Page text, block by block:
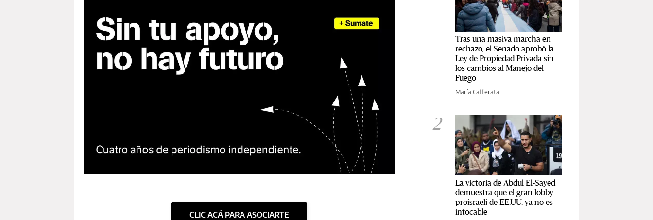
CLIC ACÁ PARA ASOCIARTE
Tras una masiva marcha en
rechazo, el Senado aprobó la
Ley de Propiedad Privada sin
los cambios al Manejo del
Fuego
María Cafferata
2
La victoria de Abdul El-Sayed
demuestra que el gran lobby
proisraelí de EE.UU. ya no es
intocable